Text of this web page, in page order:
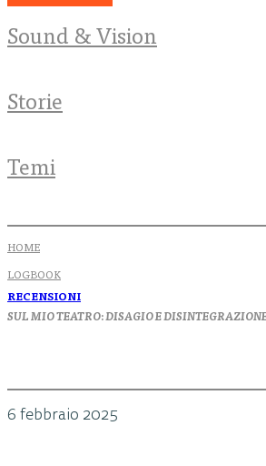
Sound & Vision
Storie
Temi
HOME
LOGBOOK
RECENSIONI
SUL MIO TEATRO: DISAGIO E
6 febbraio 2025